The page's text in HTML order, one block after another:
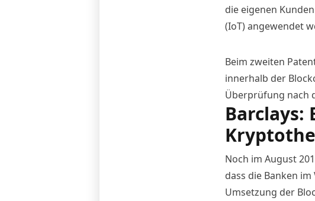
die eigenen
(IoT) angewendet
Beim zweiten
innerhalb der
Überprüfung nach
Barclays:
Noch im August
dass die Banken
Umsetzung der